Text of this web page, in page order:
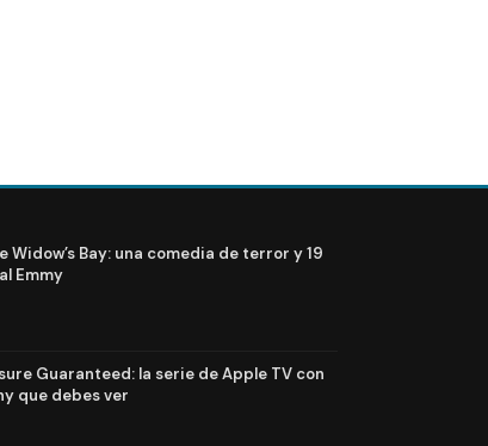
Widow’s Bay: una comedia de terror y 19
Emmy
Guaranteed: la serie de Apple TV con
que debes ver